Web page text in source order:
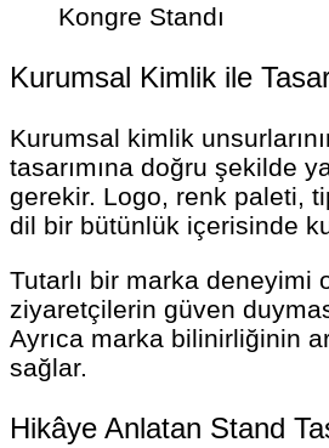
Kongre Standı
Kurumsal Kimlik ile
Kurumsal kimlik
tasarımına doğru şekilde
gerekir. Logo, renk paleti,
dil bir bütünlük içerisinde
Tutarlı bir marka deneyimi
ziyaretçilerin güven
Ayrıca marka bilinirliğinin
sağlar.
Hikâye Anlatan Stand